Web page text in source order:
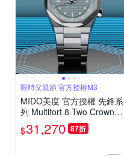
限時父親節 官方授權M3
MIDO美度 官方授權 先鋒系
列 Multifort 8 Two Crowns
八角錶圈 幾何機械腕錶 父
親節 禮物 推薦 40mm/M04
$31,270 87折